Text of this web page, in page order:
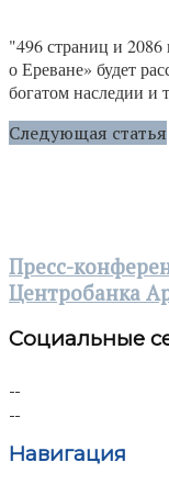
"496 страниц и
о Ереване» будет
богатом наследии и
Следующая статья
Пресс-
Центробанка
Социальные
Навигация